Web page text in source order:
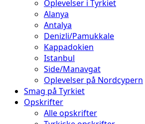
Oplevelser i Tyrkiet
Alanya
Antalya
Denizli/Pamukkale
Kappadokien
Istanbul
Side/Manavgat
Oplevelser på Nordcypern
Smag på Tyrkiet
Opskrifter
Alle opskrifter